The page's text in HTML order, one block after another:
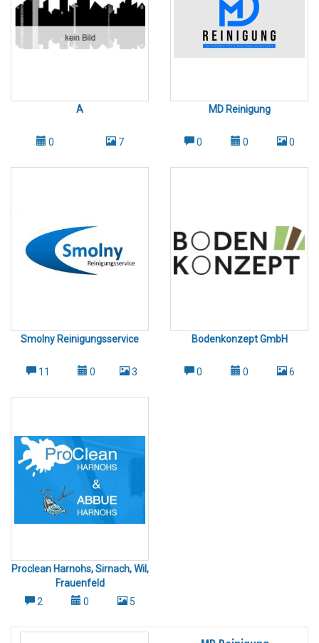
A
0 7
MD Reinigung
0 0 0
Smolny Reinigungsservice
11 0 3
Bodenkonzept GmbH
0 0 6
Proclean Harnohs, Sirnach, Wil,
Frauenfeld
2
0 5